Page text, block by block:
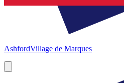
AshfordVillage de Marques